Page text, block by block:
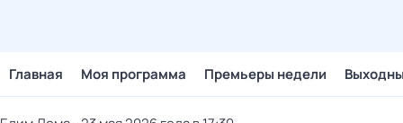
Главная Моя программа Премьеры недели